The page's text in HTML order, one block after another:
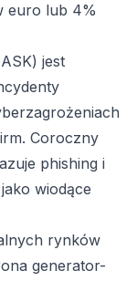
euro lub 4%
jest
Coroczny
phishing i
wiodące
rynków
generator-